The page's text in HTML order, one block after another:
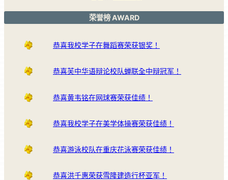
荣誉榜 AWARD
恭喜我校学子在舞蹈赛荣获银奖！
恭喜芙中华语辩论校队蝉联全中辩冠军！
恭喜黄韦铭在网球赛荣获佳绩！
恭喜我校学子在美学体操赛荣获佳绩！
恭喜游泳校队在重庆花泳赛荣获佳绩！
恭喜洪千惠荣获雪隆建造行杯亚军！